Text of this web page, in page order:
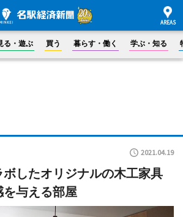
る・遊ぶ 買う 暮らす・働く 学ぶ・知る
2021.04.19
ボしたオリジナルの木工家具
与える部屋